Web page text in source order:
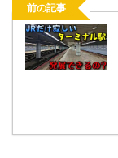
前の記事